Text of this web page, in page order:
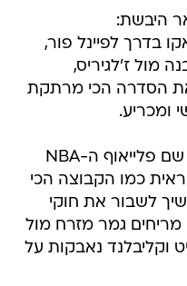
היבשת:
בדרך לפיינל פור,
מול ז'לגיריס,
את הסדרה הכי מרתקת
ומכריע.
ובחצי השני עברנו לאמריקה, שם פלייאוף ה-NBA
כמו הקבוצה הכי
לשבור את חוקי
גמר מזרח מול
וקליבלנד נאבקות על